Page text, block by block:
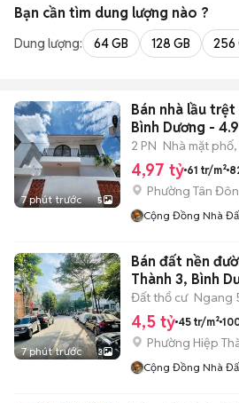
Bạn cần tìm dung lượng nào ?
Dung lượng: 64 GB 128 GB 256
7 phút trước 5
Bán nhà lầu
Bình Dương -
2 PN Nhà mặt
4,97 tỷ 61 tr/m²
Phường Tân
Cộng Đồng Nhà
7 phút trước 3
Bán đất nền
Thành 3, Bình
Đất thổ cư Ngang
4,5 tỷ 45 tr/m²
Phường Hiệp
Cộng Đồng Nhà